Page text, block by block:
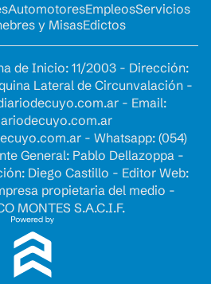
AutomotoresEmpleosServicios
y MisasEdictos
de Inicio: 11/2003 - Dirección:
Lateral de Circunvalación -
- Email:
- Whatsapp: (054)
General: Pablo Dellazoppa -
Diego Castillo - Editor Web:
propietaria del medio -
MONTES S.A.C.I.F.